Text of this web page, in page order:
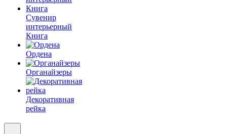
Сувенир
интерьерный
Книга
Ордена
Органайзеры
Декоративная
рейка